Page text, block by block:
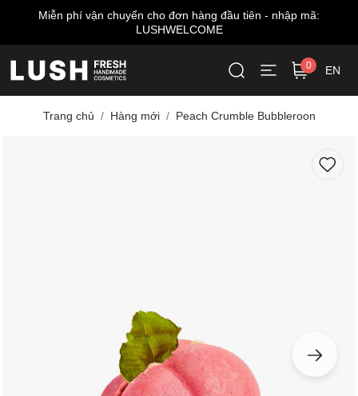
tiên - nhập mã: Miễn phí giao hàng cho đơn từ
0 EN
Trang chủ Hàng mới Peach Crumble Bubbleroon